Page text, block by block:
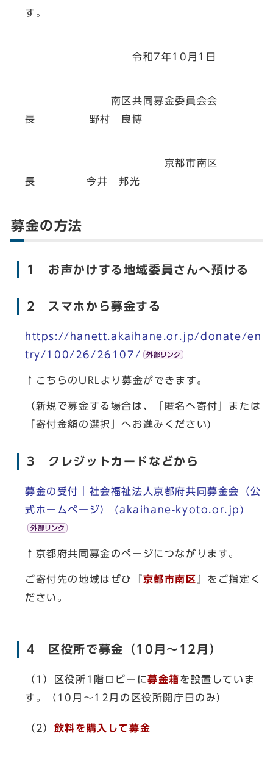
す。
令和7年10月1日
南区共同募金委員会会
長 野村 良博
京都市南区
長 今井 邦光
募金の方法
1 お声かけする地域委員さんへ預ける
2 スマホから募金する
https://hanett.akaihane.or.jp/donate/en
try/100/26/26107/
↑こちらのURLより募金ができます。
（新規で募金する場合は、「匿名へ寄付」または
「寄付金額の選択」へお進みください)
3 クレジットカードなどから
募金の受付｜社会福祉法人京都府共同募金会（公
式ホームページ） (akaihane-kyoto.or.jp)
↑京都府共同募金のページにつながります。
ご寄付先の地域はぜひ『京都市南区
』をご指定く
ださい。
4 区役所で募金（10月～12月）
（1）区役所1階ロビーに募金箱を設置していま
す。（10月～12月の区役所開庁日のみ）
（2） 飲料を購入して募金